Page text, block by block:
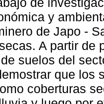
y
de Japo -
A partir de
suelos del
que los
coberturas